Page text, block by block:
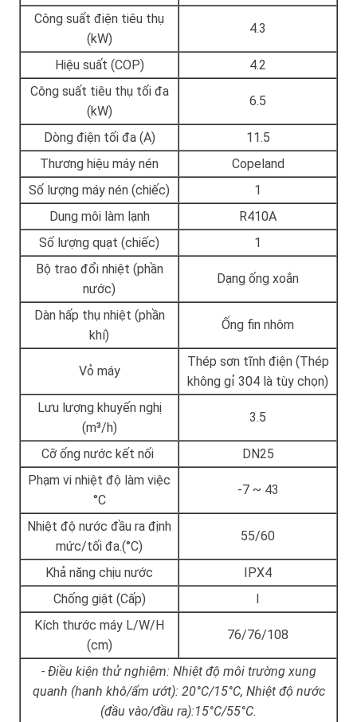
Công suất điện tiêu thụ
(kW)
4.3
Hiệu suất (COP)
4.2
Công suất tiêu thụ tối đa
(kW)
6.5
Dòng điện tối đa (A)
11.5
Thương hiệu máy nén
Copeland
Số lượng máy nén (chiếc)
1
Dung môi làm lạnh
R410A
Số lượng quạt (chiếc)
1
Bộ trao đổi nhiệt (phần
nước)
Dạng ống xoắn
Dàn hấp thụ nhiệt (phần
khí)
Ống fin nhôm
Vỏ máy
Thép sơn tĩnh điện (Thép
không gỉ 304 là tùy chọn)
Lưu lượng khuyến nghị
(m³/h)
3.5
Cỡ ống nước kết nối
DN25
Phạm vi nhiệt độ làm việc
°C
-7 ~ 43
Nhiệt độ nước đầu ra định
mức/tối đa.(°C)
55/60
Khả năng chịu nước
IPX4
Chống giật (Cấp)
I
Kích thước máy L/W/H
(cm)
76/76/108
- Điều kiện thử nghiệm: Nhiệt độ môi trường xung
quanh (hanh khô/ẩm ướt): 20°C/15°C, Nhiệt độ nước
(đầu vào/đầu ra):15°C/55°C.